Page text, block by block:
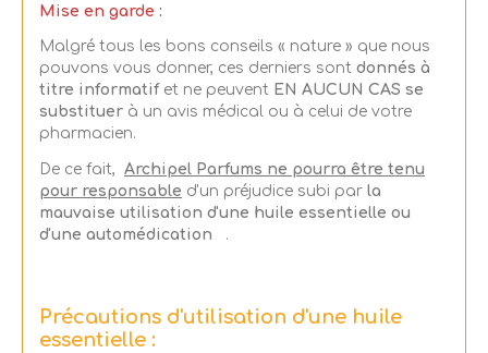
Mise en garde :
Malgré tous les bons conseils « nature » que nous
pouvons vous donner, ces derniers sont donnés à
titre informatif et ne peuvent EN AUCUN CAS se
substituer à un avis médical ou à celui de votre
pharmacien.
De ce fait, Archipel Parfums ne pourra être tenu
pour responsable d'un préjudice subi par la
mauvaise utilisation d'une huile essentielle ou
d'une automédication
.
Précautions d'utilisation d'une huile
essentielle :